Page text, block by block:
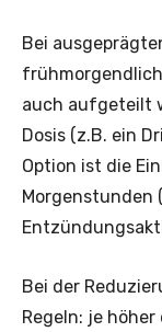
Bei
auch aufgeteilt
Dosis (z.B. ein
Option ist die
Morgenstunden
Bei der
Regeln: je